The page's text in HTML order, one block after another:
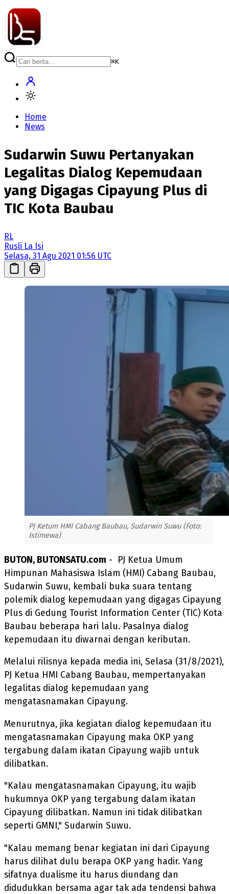
⌘K
Home
News
Sudarwin Suwu Pertanyakan
Legalitas Dialog Kepemudaan
yang Digagas Cipayung Plus di
TIC Kota Baubau
RL
Rusli La Isi
Selasa, 31 Agu 2021 01:56 UTC
PJ Ketum HMI Cabang Baubau, Sudarwin Suwu (Foto:
Istimewa)
BUTON, BUTONSATU.com - PJ Ketua Umum
Himpunan Mahasiswa Islam (HMI) Cabang Baubau,
Sudarwin Suwu, kembali buka suara tentang
polemik dialog kepemudaan yang digagas Cipayung
Plus di Gedung Tourist Information Center (TIC) Kota
Baubau beberapa hari lalu. Pasalnya dialog
kepemudaan itu diwarnai dengan keributan.
Melalui rilisnya kepada media ini, Selasa (31/8/2021),
PJ Ketua HMI Cabang Baubau, mempertanyakan
legalitas dialog kepemudaan yang
mengatasnamakan Cipayung.
Menurutnya, jika kegiatan dialog kepemudaan itu
mengatasnamakan Cipayung maka OKP yang
tergabung dalam ikatan Cipayung wajib untuk
dilibatkan.
"Kalau mengatasnamakan Cipayung, itu wajib
hukumnya OKP yang tergabung dalam ikatan
Cipayung dilibatkan. Namun ini tidak dilibatkan
seperti GMNI," Sudarwin Suwu.
"Kalau memang benar kegiatan ini dari Cipayung
harus dilihat dulu berapa OKP yang hadir. Yang
sifatnya dualisme itu harus diundang dan
didudukkan bersama agar tak ada tendensi bahwa